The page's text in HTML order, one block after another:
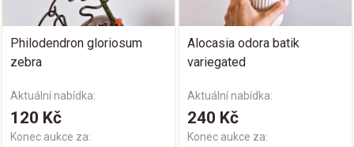
Philodendron gloriosum
zebra
Aktuální nabídka:
120 Kč
Konec aukce za:
Alocasia odora batik
variegated
Aktuální nabídka:
240 Kč
Konec aukce za: